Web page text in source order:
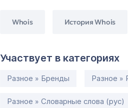
Whois История Whois
Участвует в категориях
Разное » Бренды Разное »
Разное » Словарные слова (рус)